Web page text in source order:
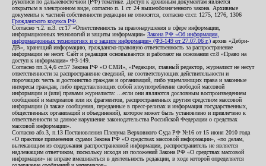
рукописи по дальневосточной (РФ) тематике. Доступ к архивным документам является
открытым в электронном виде, согласно п. 1 ст. 24 вышеобозначенного закона. Архивные
документы к частной собственности редакции не относятся, согласно ст.ст. 1275, 1276, 1306
Гражданского кодекса РФ
Согласно ч.2. п.3. ст.17 «Ответственность за правонарушения в сфере информации,
информационных технологий и защиты информации» Закона РФ «Об информации,
информационных технологиях и о защите информации» (ФЗ-149 от 27.07.06 г.) архив «Дебри-
ДВ», хранящий информацию, гражданско-правовую ответственность за распространение
информации не несет. Сайт и редакция основываются и работают на основании ст.8 «Право на
доступ к информации» ФЗ-149.
Согласно пп.3,4,6 ст.57 Закона РФ «О СМИ», «Редакция, главный редактор, журналист не несут
ответственности за распространение сведений, не соответствующих действительности и
порочащих честь и достоинство граждан и организаций, либо ущемляющих права и законные
интересы граждан, либо представляющих собой злоупотребление свободой массовой
информации и (или) правами журналиста: ...если они являются дословным воспроизведением
сообщений и материалов или их фрагментов, распространенных другим средством массовой
информации (а также сообщения, переданные в пресс-релизах и информация государственных,
общественных организаций и объединений), которое может быть установлено и привлечено к
ответственности за данное нарушение законодательства Российской Федерации о средствах
массовой информации».
Согласно абз.3, п.13 Постановления Пленума Верховного Суда РФ №16 от 15 июня 2010 года
«О практике применения судами Закона РФ «О средствах массовой информации», «по делам,
вытекающим из содержания распространенной информации, распространитель не является
надлежащим ответчиком, поскольку исходя из положений Закона РФ «О средствах массовой
информации» не вправе вмешиваться в деятельность редакции, в ходе которой определяется